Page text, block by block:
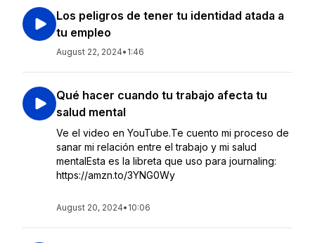
Los peligros de tener tu identidad atada a
tu empleo
August 22, 2024• 1:46
Qué hacer cuando tu trabajo afecta tu
salud mental
Ve el video en YouTube.Te cuento mi proceso de
sanar mi relación entre el trabajo y mi salud
mentalEsta es la libreta que uso para journaling:
https://amzn.to/3YNG0Wy
August 20, 2024• 10:06